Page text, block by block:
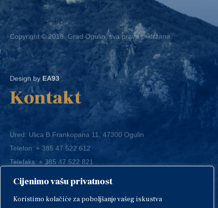
Cijenimo vašu privatnost
Koristimo kolačiće za poboljšanje vašeg iskustva
Copyright © 2018. Grad Ogulin, sva prava pridržana.
Design byEA93
Kontakt
Ured: Ulica B.Frankopana 11, 47300 Ogulin
Telefon:+ 385 47 522 612
Telefaks:+ 385 47 522 821
E-mail:grad-ogulin@ogulin.hr